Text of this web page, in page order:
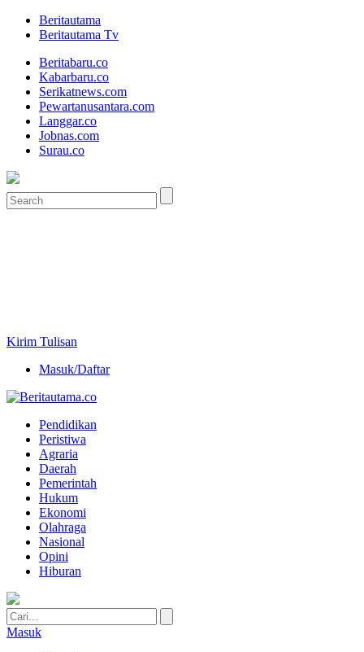
Beritautama
Beritautama Tv
Beritabaru.co
Kabarbaru.co
Serikatnews.com
Pewartanusantara.com
Langgar.co
Jobnas.com
Surau.co
Kirim Tulisan
Masuk/Daftar
Pendidikan
Peristiwa
Agraria
Daerah
Pemerintah
Hukum
Ekonomi
Olahraga
Nasional
Opini
Hiburan
Masuk